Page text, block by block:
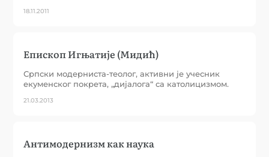
18.11.2011
Eпископ Игњатије (Мидић)
Српски модерниста-теолог, активни је учесник
екуменског покрета, „дијалога“ са католицизмом.
21.03.2013
Антимодернизм как наука